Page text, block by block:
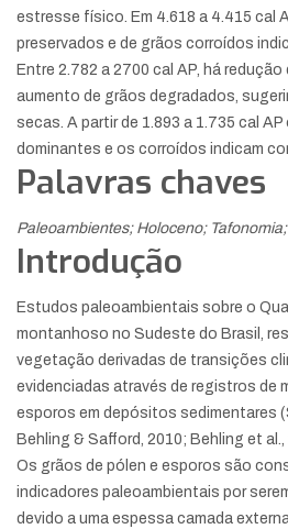
estresse físico. Em 4.618 a 4.415 cal
preservados e de grãos corroídos
Entre 2.782 a 2700 cal AP, há
aumento de grãos degradados,
secas. A partir de 1.893 a 1.735 cal
dominantes e os corroídos indicam
Palavras chaves
Paleoambientes; Holoceno;
Introdução
Estudos paleoambientais sobre o
montanhoso no Sudeste do Brasil,
vegetação derivadas de transições
evidenciadas através de registros de
esporos em depósitos sedimentares
Behling & Safford, 2010; Behling et
Os grãos de pólen e esporos são
indicadores paleoambientais por
devido a uma espessa camada